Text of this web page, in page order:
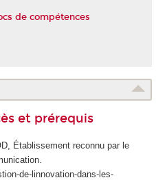
de compétences
et prérequis
Établissement reconnu par le
de-linnovation-dans-les-